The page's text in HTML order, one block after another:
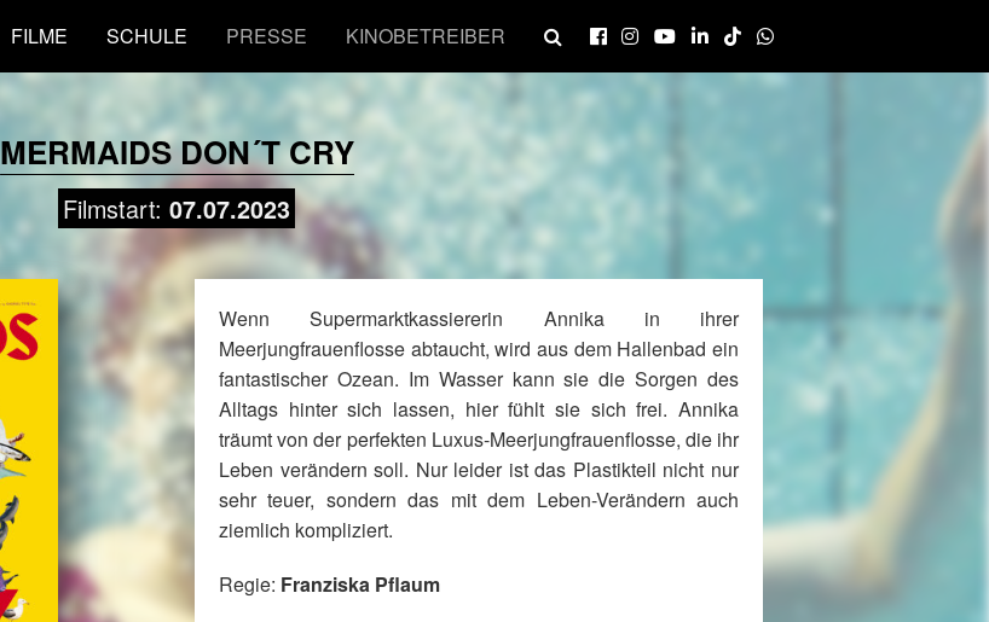
FILME SCHULE PRESSE KINOBETREIBER
MERMAIDS DON´T CRY
Filmstart: 07.07.2023
Wenn Supermarktkassiererin Annika in ihrer
Meerjungfrauenflosse abtaucht, wird aus dem Hallenbad ein
fantastischer Ozean. Im Wasser kann sie die Sorgen des
Alltags hinter sich lassen, hier fühlt sie sich frei. Annika
träumt von der perfekten Luxus-Meerjungfrauenflosse, die ihr
Leben verändern soll. Nur leider ist das Plastikteil nicht nur
sehr teuer, sondern das mit dem Leben-Verändern auch
ziemlich kompliziert.
Regie: Franziska Pflaum